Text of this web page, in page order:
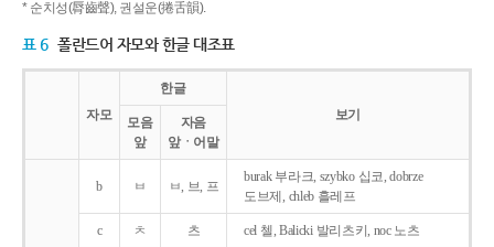
* 순치성(脣齒聲), 권설운(捲舌韻).
표 6 폴란드어 자모와 한글 대조표
자모
한글
보기
모음
앞
자음
앞ㆍ어말
b ㅂ ㅂ, 브, 프
burak 부라크, szybko 십코, dobrze
도브제, chleb 흘레프
c ㅊ 츠 cel 첼, Balicki 발리츠키, noc 노츠